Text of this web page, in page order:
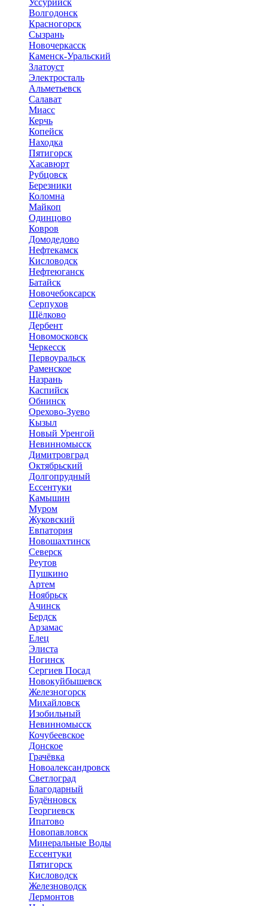
Волгодонск
Красногорск
Сызрань
Новочеркасск
Каменск-Уральский
Златоуст
Электросталь
Альметьевск
Салават
Миасс
Керчь
Копейск
Находка
Пятигорск
Хасавюрт
Рубцовск
Березники
Коломна
Майкоп
Одинцово
Ковров
Домодедово
Нефтекамск
Кисловодск
Нефтеюганск
Батайск
Новочебоксарск
Серпухов
Щёлково
Дербент
Новомосковск
Черкесск
Первоуральск
Раменское
Назрань
Каспийск
Обнинск
Орехово-Зуево
Кызыл
Новый Уренгой
Невинномысск
Димитровград
Октябрьский
Долгопрудный
Ессентуки
Камышин
Муром
Жуковский
Евпатория
Новошахтинск
Северск
Реутов
Пушкино
Артем
Ноябрьск
Ачинск
Бердск
Арзамас
Елец
Элиста
Ногинск
Сергиев Посад
Новокуйбышевск
Железногорск
Михайловск
Изобильный
Невинномысск
Кочубеевское
Донское
Грачёвка
Новоалександровск
Светлоград
Благодарный
Будённовск
Георгиевск
Ипатово
Новопавловск
Минеральные Воды
Ессентуки
Пятигорск
Кисловодск
Железноводск
Лермонтов